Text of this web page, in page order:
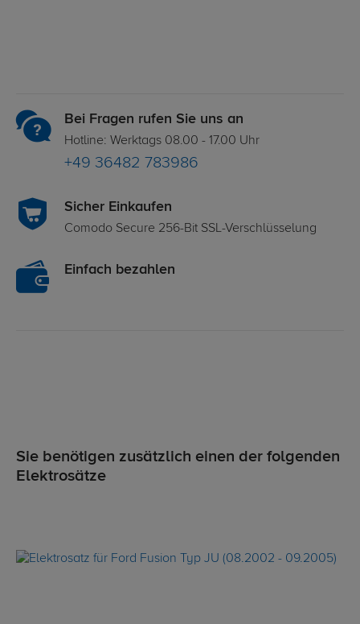
Bei Fragen rufen Sie uns an
Hotline: Werktags 08.00 - 17.00 Uhr
+49 36482 783986
Sicher Einkaufen
Comodo Secure 256-Bit SSL-Verschlüsselung
Einfach bezahlen
Sie benötigen zusätzlich einen der folgenden
Elektrosätze